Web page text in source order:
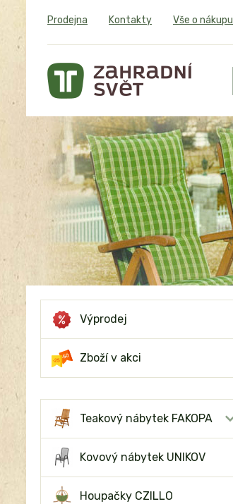
Prodejna Kontakty Vše o nákupu
Výprodej
Zboží v akci
Teakový nábytek FAKOPA
Kovový nábytek UNIKOV
Houpačky CZILLO